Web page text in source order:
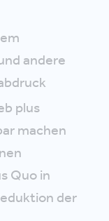
andere
plus
machen
Quo in
der